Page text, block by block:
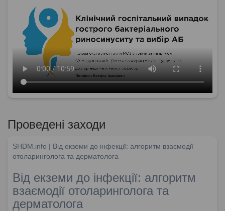
Проведені заходи
SHDM.info | Від екземи до інфекції: алгоритм взаємодії
отоларинголога та дерматолога
Від екземи до інфекції: алгоритм
взаємодії отоларинголога та
дерматолога